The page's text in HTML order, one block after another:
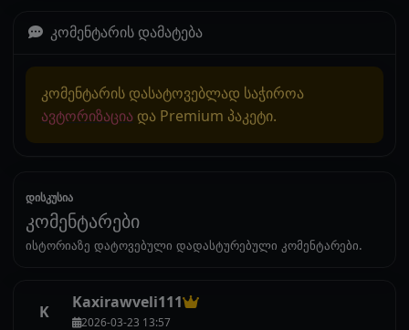
კომენტარის დამატება
კომენტარის დასატოვებლად საჭიროა
ავტორიზაცია და Premium პაკეტი.
დისკუსია
კომენტარები
ისტორიაზე დატოვებული დადასტურებული კომენტარები.
K Kaxirawveli111
2026-03-23 13:57